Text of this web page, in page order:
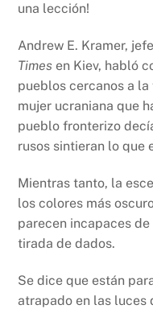
una lección!
Andrew E. Kramer,
Times en Kiev, habló
pueblos cercanos a la
mujer ucraniana que
pueblo fronterizo
rusos sintieran lo que
Mientras tanto, la
los colores más
parecen incapaces
tirada de dados.
Se dice que están
atrapado en las luces